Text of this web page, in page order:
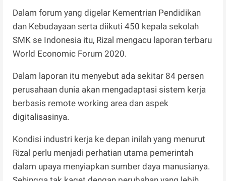
Dalam forum yang digelar Kementrian Pendidikan
dan Kebudayaan serta diikuti 450 kepala sekolah
SMK se Indonesia itu, Rizal mengacu laporan terbaru
World Economic Forum 2020.
Dalam laporan itu menyebut ada sekitar 84 persen
perusahaan dunia akan mengadaptasi sistem kerja
berbasis remote working area dan aspek
digitalisasinya.
Kondisi industri kerja ke depan inilah yang menurut
Rizal perlu menjadi perhatian utama pemerintah
dalam upaya menyiapkan sumber daya manusianya.